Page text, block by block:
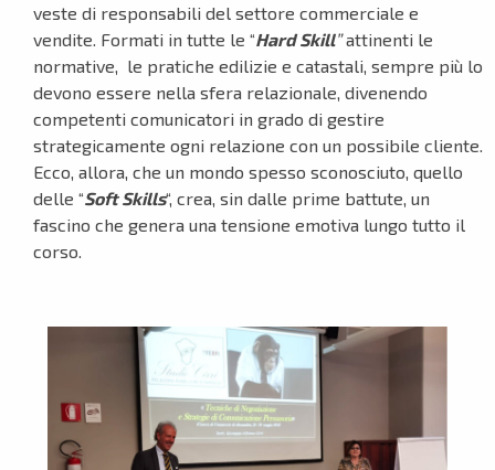
veste di responsabili del settore commerciale e
vendite. Formati in tutte le “Hard Skill”attinenti le
normative, le pratiche edilizie e catastali, sempre più lo
devono essere nella sfera relazionale, divenendo
competenti comunicatori in grado di gestire
strategicamente ogni relazione con un possibile cliente.
Ecco, allora, che un mondo spesso sconosciuto, quello
delle “Soft Skills“, crea, sin dalle prime battute, un
fascino che genera una tensione emotiva lungo tutto il
corso.